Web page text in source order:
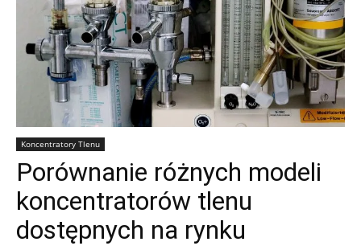
Koncentratory Tlenu
Porównanie różnych modeli
koncentratorów tlenu
dostępnych na rynku